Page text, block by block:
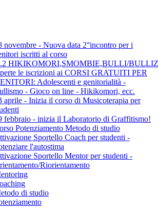
novembre - Nuova data 2°incontro per i
iscritti al corso
HIKIKOMORI,SMOMBIE,BULLI/
le iscrizioni ai CORSI GRATUITI PER
Adolescenti e genitorialità -
- Gioco on line - Hikikomori, ecc.
aprile - Inizia il corso di Musicoterapia per
febbraio - inizia il Laboratorio di Graffitismo!
Potenziamento Metodo di studio
Sportello Coach per studenti -
l'autostima
Sportello Mentor per studenti -
Riorientamento
di studio